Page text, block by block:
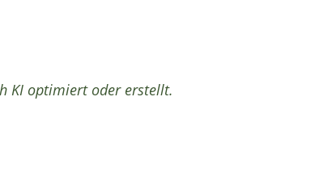
KI optimiert oder erstellt.